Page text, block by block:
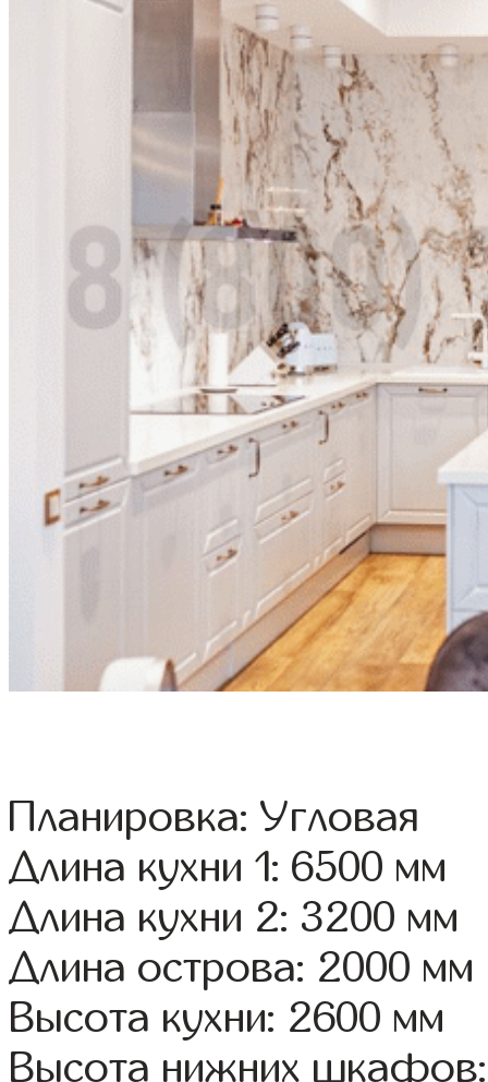
Планировка: Угловая
Длина кухни 1: 6500 мм
Длина кухни 2: 3200 мм
Длина острова: 2000 мм
Высота кухни: 2600 мм
Высота нижних